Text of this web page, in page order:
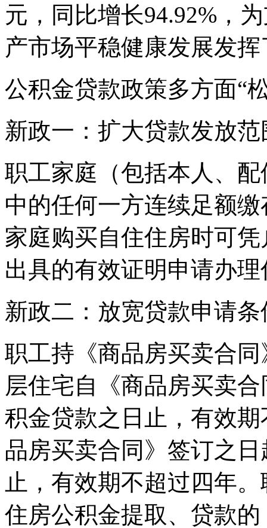
元，同比增长94.92%，
产市场平稳健康发展发
公积金贷款政策多方面“
新政一：扩大贷款发放范
职工家庭（包括本人、
中的任何一方连续足额
家庭购买自住住房时可
出具的有效证明申请办
新政二：放宽贷款申请条
职工持《商品房买卖合
层住宅自《商品房买卖
积金贷款之日止，有效
品房买卖合同》签订之
止，有效期不超过四年
住房公积金提取、贷款